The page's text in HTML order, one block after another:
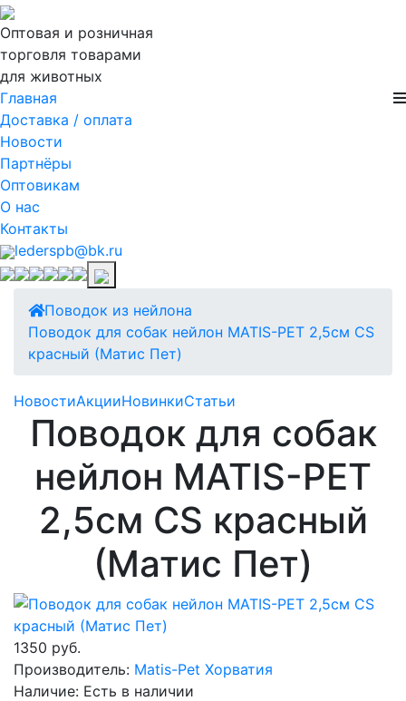
Оптовая и розничная
торговля товарами
для животных
Главная
Доставка / оплата
Новости
Партнёры
Оптовикам
О нас
Контакты
lederspb@bk.ru
Поводок из нейлона
Поводок для собак нейлон MATIS-PET 2,5см CS
красный (Матис Пет)
НовостиАкцииНовинкиСтатьи
Поводок для собак
нейлон MATIS-PET
2,5см CS красный
(Матис Пет)
1350 руб.
Производитель: Matis-Pet Хорватия
Наличие: Есть в наличии